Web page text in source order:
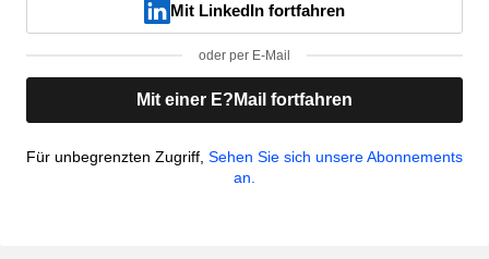
Mit LinkedIn fortfahren
oder per E-Mail
Mit einer E?Mail fortfahren
Für unbegrenzten Zugriff, Sehen Sie sich unsere Abonnements
an.